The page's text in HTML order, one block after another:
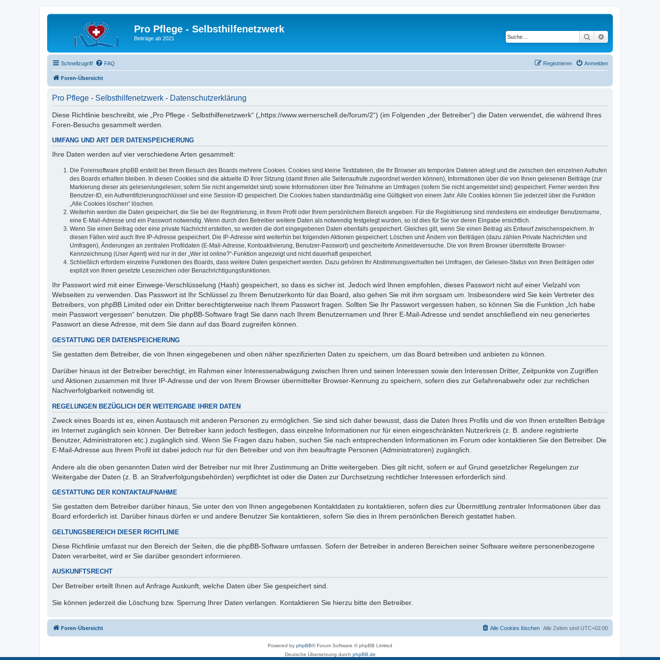
Pro Pflege - Selbsthilfenetzwerk
Beiträge ab 2021 Suche
Schnellzugriff FAQ Anmelden
Registrieren
Foren-Übersicht
Pro Pflege - Selbsthilfenetzwerk - Datenschutzerklärung
Diese Richtlinie beschreibt, wie „Pro Pflege - Selbsthilfenetzwerk“ („https://www.wernerschell.de/forum/2“) (im Folgenden „der Betreiber“) die Daten verwendet, die während Ihres
Foren-Besuchs gesammelt werden.
UMFANG UND ART DER DATENSPEICHERUNG
Ihre Daten werden auf vier verschiedene Arten gesammelt:
Die Forensoftware phpBB erstellt bei Ihrem Besuch des Boards mehrere Cookies. Cookies sind kleine Textdateien, die Ihr Browser als temporäre Dateien ablegt und die zwischen den einzelnen Aufrufen
des Boards erhalten bleiben. In diesen Cookies sind die aktuelle ID Ihrer Sitzung (damit Ihnen alle Seitenaufrufe zugeordnet werden können), Informationen über die von Ihnen gelesenen Beiträge (zur
Markierung dieser als gelesen/ungelesen; sofern Sie nicht angemeldet sind) sowie Informationen über Ihre Teilnahme an Umfragen (sofern Sie nicht angemeldet sind) gespeichert. Ferner werden Ihre
Benutzer-ID, ein Authentifizierungsschlüssel und eine Session-ID gespeichert. Die Cookies haben standardmäßig eine Gültigkeit von einem Jahr. Alle Cookies können Sie jederzeit über die Funktion
„Alle Cookies löschen“ löschen.
Weiterhin werden die Daten gespeichert, die Sie bei der Registrierung, in Ihrem Profil oder Ihrem persönlichem Bereich angeben. Für die Registrierung sind mindestens ein eindeutiger Benutzername,
eine E-Mail-Adresse und ein Passwort notwendig. Wenn durch den Betreiber weitere Daten als notwendig festgelegt wurden, so ist dies für Sie vor deren Eingabe ersichtlich.
Wenn Sie einen Beitrag oder eine private Nachricht erstellen, so werden die dort eingegebenen Daten ebenfalls gespeichert. Gleiches gilt, wenn Sie einen Beitrag als Entwurf zwischenspeichern. In
diesen Fällen wird auch Ihre IP-Adresse gespeichert. Die IP-Adresse wird weiterhin bei folgenden Aktionen gespeichert: Löschen und Ändern von Beiträgen (dazu zählen Private Nachrichten und
Umfragen), Änderungen an zentralen Profildaten (E-Mail-Adresse, Kontoaktivierung, Benutzer-Passwort) und gescheiterte Anmeldeversuche. Die von Ihrem Browser übermittelte Browser-
Kennzeichnung (User Agent) wird nur in der „Wer ist online?“-Funktion angezeigt und nicht dauerhaft gespeichert.
Schließlich erfordern einzelne Funktionen des Boards, dass weitere Daten gespeichert werden. Dazu gehören Ihr Abstimmungsverhalten bei Umfragen, der Gelesen-Status von Ihren Beiträgen oder
explizit von Ihnen gesetzte Lesezeichen oder Benachrichtigungsfunktionen.
Ihr Passwort wird mit einer Einwege-Verschlüsselung (Hash) gespeichert, so dass es sicher ist. Jedoch wird Ihnen empfohlen, dieses Passwort nicht auf einer Vielzahl von
Webseiten zu verwenden. Das Passwort ist Ihr Schlüssel zu Ihrem Benutzerkonto für das Board, also gehen Sie mit ihm sorgsam um. Insbesondere wird Sie kein Vertreter des
Betreibers, von phpBB Limited oder ein Dritter berechtigterweise nach Ihrem Passwort fragen. Sollten Sie Ihr Passwort vergessen haben, so können Sie die Funktion „Ich habe
mein Passwort vergessen“ benutzen. Die phpBB-Software fragt Sie dann nach Ihrem Benutzernamen und Ihrer E-Mail-Adresse und sendet anschließend ein neu generiertes
Passwort an diese Adresse, mit dem Sie dann auf das Board zugreifen können.
GESTATTUNG DER DATENSPEICHERUNG
Sie gestatten dem Betreiber, die von Ihnen eingegebenen und oben näher spezifizierten Daten zu speichern, um das Board betreiben und anbieten zu können.
Darüber hinaus ist der Betreiber berechtigt, im Rahmen einer Interessenabwägung zwischen Ihren und seinen Interessen sowie den Interessen Dritter, Zeitpunkte von Zugriffen
und Aktionen zusammen mit Ihrer IP-Adresse und der von Ihrem Browser übermittelter Browser-Kennung zu speichern, sofern dies zur Gefahrenabwehr oder zur rechtlichen
Nachverfolgbarkeit notwendig ist.
REGELUNGEN BEZÜGLICH DER WEITERGABE IHRER DATEN
Zweck eines Boards ist es, einen Austausch mit anderen Personen zu ermöglichen. Sie sind sich daher bewusst, dass die Daten Ihres Profils und die von Ihnen erstellten Beiträge
im Internet zugänglich sein können. Der Betreiber kann jedoch festlegen, dass einzelne Informationen nur für einen eingeschränkten Nutzerkreis (z. B. andere registrierte
Benutzer, Administratoren etc.) zugänglich sind. Wenn Sie Fragen dazu haben, suchen Sie nach entsprechenden Informationen im Forum oder kontaktieren Sie den Betreiber. Die
E-Mail-Adresse aus Ihrem Profil ist dabei jedoch nur für den Betreiber und von ihm beauftragte Personen (Administratoren) zugänglich.
Andere als die oben genannten Daten wird der Betreiber nur mit Ihrer Zustimmung an Dritte weitergeben. Dies gilt nicht, sofern er auf Grund gesetzlicher Regelungen zur
Weitergabe der Daten (z. B. an Strafverfolgungsbehörden) verpflichtet ist oder die Daten zur Durchsetzung rechtlicher Interessen erforderlich sind.
GESTATTUNG DER KONTAKTAUFNAHME
Sie gestatten dem Betreiber darüber hinaus, Sie unter den von Ihnen angegebenen Kontaktdaten zu kontaktieren, sofern dies zur Übermittlung zentraler Informationen über das
Board erforderlich ist. Darüber hinaus dürfen er und andere Benutzer Sie kontaktieren, sofern Sie dies in Ihrem persönlichen Bereich gestattet haben.
GELTUNGSBEREICH DIESER RICHTLINIE
Diese Richtlinie umfasst nur den Bereich der Seiten, die die phpBB-Software umfassen. Sofern der Betreiber in anderen Bereichen seiner Software weitere personenbezogene
Daten verarbeitet, wird er Sie darüber gesondert informieren.
AUSKUNFTSRECHT
Der Betreiber erteilt Ihnen auf Anfrage Auskunft, welche Daten über Sie gespeichert sind.
Sie können jederzeit die Löschung bzw. Sperrung Ihrer Daten verlangen. Kontaktieren Sie hierzu bitte den Betreiber.
Foren-Übersicht Alle Zeiten sind UTC+02:00
Alle Cookies löschen
Powered by phpBB® Forum Software © phpBB Limited
Deutsche Übersetzung durch phpBB.de